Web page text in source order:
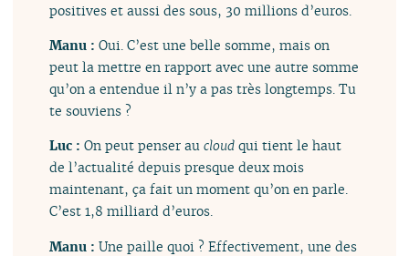
positives et aussi des sous, 30 millions d’euros.
Manu :Oui. C’est une belle somme, mais on
peut la mettre en rapport avec une autre somme
qu’on a entendue il n’y a pas très longtemps. Tu
te souviens ?
Luc :On peut penser aucloud qui tient le haut
de l’actualité depuis presque deux mois
maintenant, ça fait un moment qu’on en parle.
C’est 1,8 milliard d’euros.
Manu :Une paille quoi ? Effectivement, une des